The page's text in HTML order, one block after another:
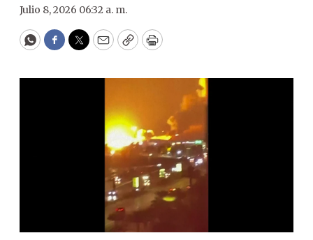
Julio 8, 2026 06:32 a. m.
WhatsApp
Facebook
Twitter
EmailCopyPrint